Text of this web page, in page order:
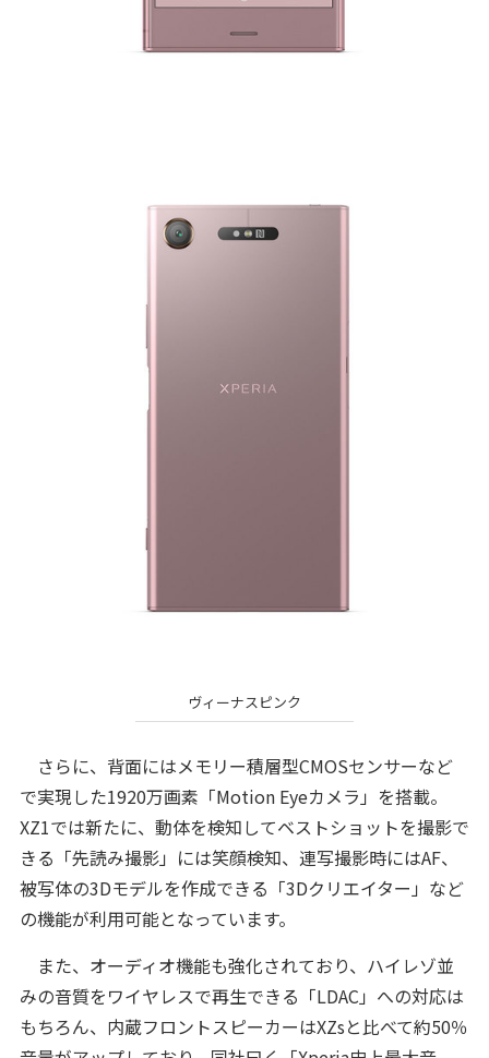
ヴィーナスピンク
さらに、背面にはメモリー積層型CMOSセンサーなど
で実現した1920万画素「Motion Eyeカメラ」を搭載。
XZ1では新たに、動体を検知してベストショットを撮影で
きる「先読み撮影」には笑顔検知、連写撮影時にはAF、
被写体の3Dモデルを作成できる「3Dクリエイター」など
の機能が利用可能となっています。
また、オーディオ機能も強化されており、ハイレゾ並
みの音質をワイヤレスで再生できる「LDAC」への対応は
もちろん、内蔵フロントスピーカーはXZsと比べて約50％